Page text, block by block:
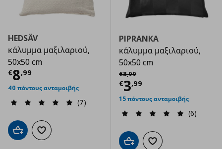
HEDSÄV
κάλυμμα μαξιλαριού,
50x50 cm
€8,99
Τρέχουσα τιμή € 8,99
40 πόντους ανταμοιβής
(7)
Προσθήκη στο καλάθι
Προσθήκη στα αγαπημένα
PIPRANKA
κάλυμμα μαξιλαριού,
50x50 cm
€8,99
Αρχική τιμή
€3,99
Τρέχουσα
15 πόντους ανταμοιβής
(6)
Προσθήκη στο καλάθι
Προσθήκη στα